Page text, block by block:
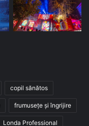
copil sănătos
frumusețe și îngrijire
Londa Professional